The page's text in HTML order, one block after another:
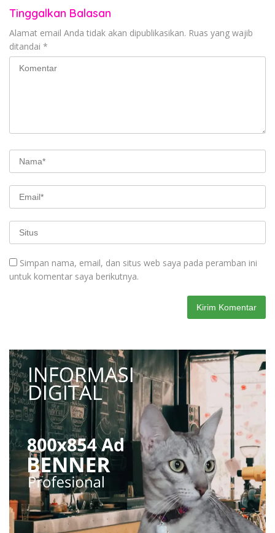
Tinggalkan Balasan
Alamat email Anda tidak akan dipublikasikan. Ruas yang wajib
ditandai *
Simpan nama, email, dan situs web saya pada peramban ini
untuk komentar saya berikutnya.